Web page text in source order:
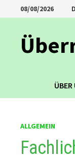
Inhalt
springen
08/08/2026
ÜBER
ALLGEMEIN